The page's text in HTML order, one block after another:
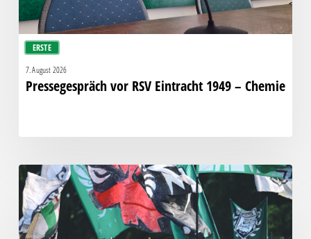
ERSTE
7. August 2026
Pressegespräch vor RSV Eintracht 1949 – Chemie
Faninfo
zum
Auswärtsspiel
beim